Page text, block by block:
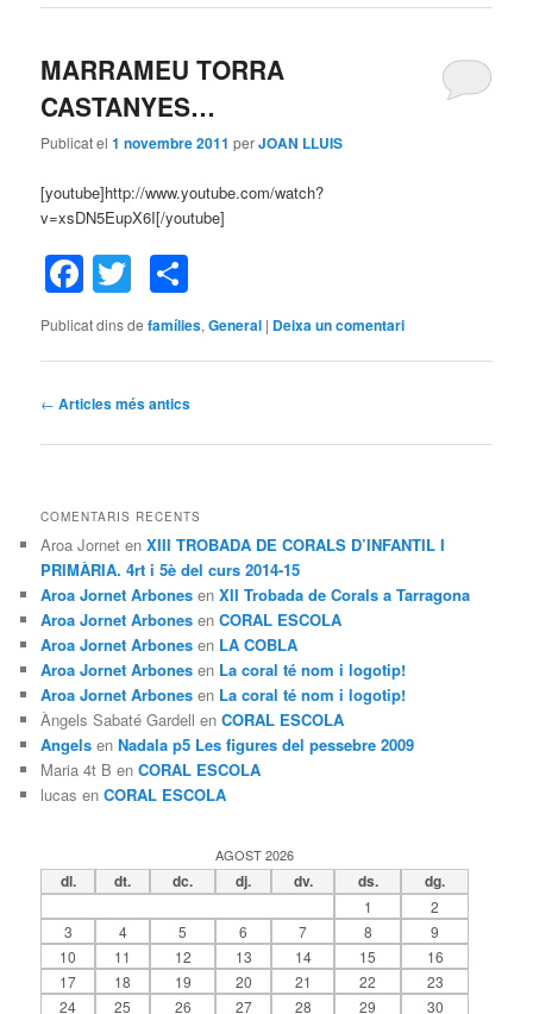
MARRAMEU TORRA
CASTANYES…
Publicat el1 novembre 2011 perJOAN LLUIS
[youtube]http://www.youtube.com/watch?
v=xsDN5EupX6I[/youtube]
Facebook
Twitter
Publicat dins de famílies,General | Deixa un comentari
Navegació
articles
← Articles més antics
COMENTARIS RECENTS
Aroa Jornet enXIII TROBADA DE CORALS D’INFANTIL I
PRIMÀRIA. 4rt i 5è del curs 2014-15
Aroa Jornet Arbones enXII Trobada de Corals a Tarragona
Aroa Jornet Arbones enCORAL ESCOLA
Aroa Jornet Arbones en LA COBLA
Aroa Jornet Arbones en La coral té nom i logotip!
Aroa Jornet Arbones en La coral té nom i logotip!
Àngels Sabaté Gardell enCORAL ESCOLA
Angels enNadala p5 Les figures del pessebre 2009
Maria 4t B enCORAL ESCOLA
lucas enCORAL ESCOLA
AGOST 2026
dl. dt. dc. dj. dv. ds. dg.
1
2
3
4 5 6 7 8
9
10
11 12 13 14 15
16
17
18 19 20 21 22
23
24
25 26 27 28 29
30